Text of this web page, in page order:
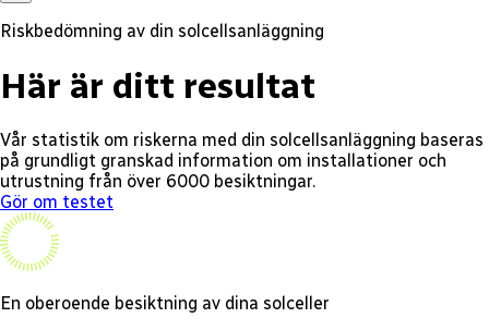
Riskbedömning av din solcellsanläggning
Här är ditt resultat
Vår statistik om riskerna med din solcellsanläggning baseras
på grundligt granskad information om installationer och
utrustning från över 6000 besiktningar.
Gör om testet
En oberoende besiktning av dina solceller